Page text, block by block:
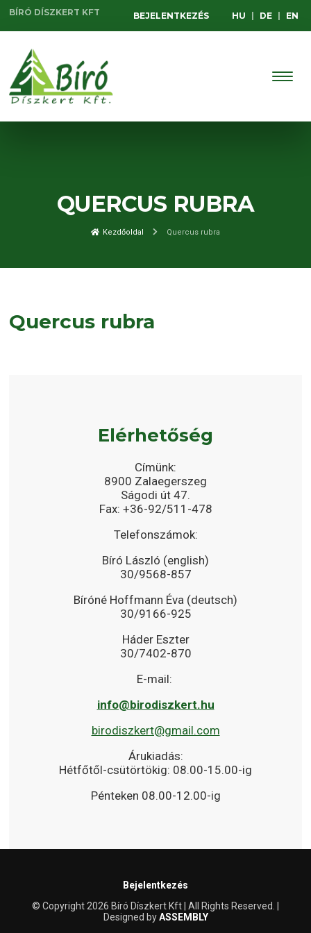
BÍRÓ DÍSZKERT KFT BEJELENTKEZÉS HU DE EN
QUERCUS RUBRA
Kezdőoldal Quercus rubra
Quercus rubra
Elérhetőség
Címünk:
8900 Zalaegerszeg
Ságodi út 47.
Fax: +36-92/511-478
Telefonszámok:
Bíró László (english)
30/9568-857
Bíróné Hoffmann Éva (deutsch)
30/9166-925
Háder Eszter
30/7402-870
E-mail:
info@birodiszkert.hu
birodiszkert@gmail.com
Árukiadás:
Hétfőtől-csütörtökig: 08.00-15.00-ig
Pénteken 08.00-12.00-ig
Bejelentkezés
© Copyright 2026 Bíró Díszkert Kft | All Rights Reserved. |
Designed byASSEMBLY